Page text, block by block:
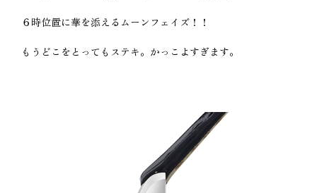
６時位置に華を添えるムーンフェイズ！！
もうどこをとってもステキ。かっこよすぎます。